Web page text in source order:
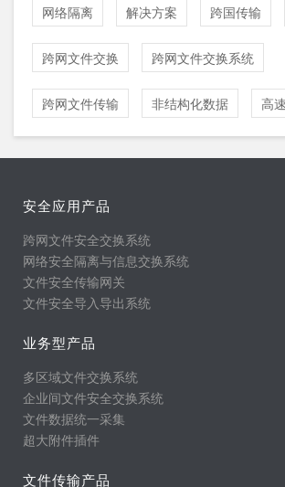
网络隔离 解决方案 跨国传输
跨网文件交换 跨网文件交换系统
跨网文件传输 非结构化数据 高
安全应用产品
跨网文件安全交换系统
网络安全隔离与信息交换系统
文件安全传输网关
文件安全导入导出系统
业务型产品
多区域文件交换系统
企业间文件安全交换系统
文件数据统一采集
超大附件插件
文件传输产品